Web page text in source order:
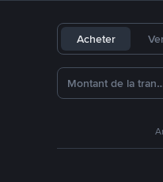
Acheter